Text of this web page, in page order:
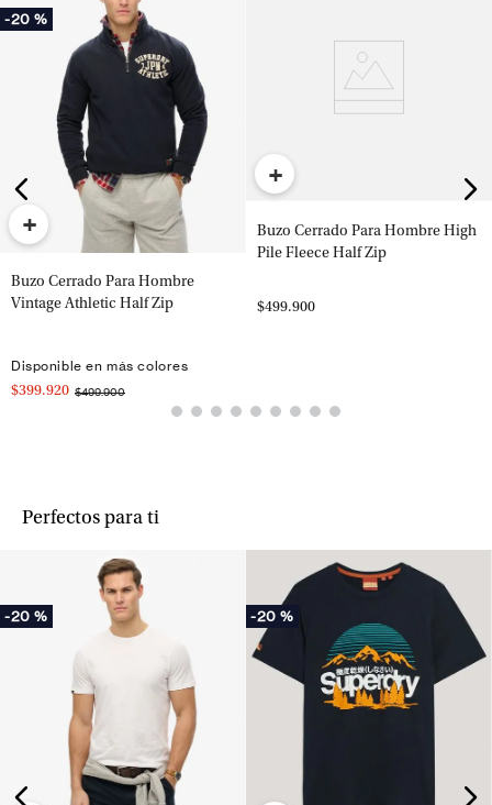
-20 %
+
Buzo Cerrado Para Hombre
Vintage Athletic Half Zip
Disponible en más colores
$399.920 $499.900
+
Buzo Cerrado Para Hombre High
Pile Fleece Half Zip
$499.900
Perfectos para ti
-20 % -20 %